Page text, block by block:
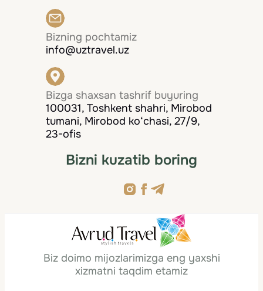
Bizning pochtamiz
info@uztravel.uz
Bizga shaxsan tashrif buyuring
100031, Toshkent shahri, Mirobod
tumani, Mirobod ko‘chasi, 27/9,
23-ofis
Bizni kuzatib boring
Biz doimo mijozlarimizga eng yaxshi
xizmatni taqdim etamiz